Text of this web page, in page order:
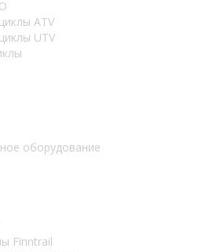
ATV
UTV
оборудование
Finntrail